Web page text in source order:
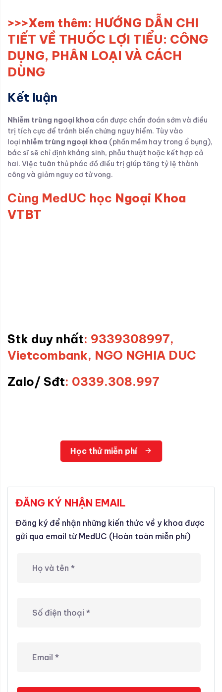
>>>Xem thêm: HƯỚNG DẪN CHI
TIẾT VỀ THUỐC LỢI TIỂU: CÔNG
DỤNG, PHÂN LOẠI VÀ CÁCH
DÙNG
Kết luận
Nhiễm trùng ngoại khoa cần được chẩn đoán sớm và điều
trị tích cực để tránh biến chứng nguy hiểm. Tùy vào
loại nhiễm trùng ngoại khoa (phần mềm hay trong ổ bụng),
bác sĩ sẽ chỉ định kháng sinh, phẫu thuật hoặc kết hợp cả
hai. Việc tuân thủ phác đồ điều trị giúp tăng tỷ lệ thành
công và giảm nguy cơ tử vong.
Cùng MedUC học Ngoại Khoa
VTBT
Stk duy nhất: 9339308997,
Vietcombank, NGO NGHIA DUC
Zalo/ Sđt: 0339.308.997
Học thử miễn phí
ĐĂNG KÝ NHẬN EMAIL
Đăng ký để nhận những kiến thức về y khoa được
gửi qua email từ MedUC (Hoàn toàn miễn phí)